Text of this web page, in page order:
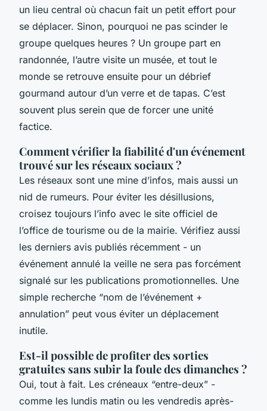
un lieu central où chacun fait un petit effort pour
se déplacer. Sinon, pourquoi ne pas scinder le
groupe quelques heures ? Un groupe part en
randonnée, l’autre visite un musée, et tout le
monde se retrouve ensuite pour un débrief
gourmand autour d’un verre et de tapas. C’est
souvent plus serein que de forcer une unité
factice.
Comment vérifier la fiabilité d'un événement
trouvé sur les réseaux sociaux ?
Les réseaux sont une mine d’infos, mais aussi un
nid de rumeurs. Pour éviter les désillusions,
croisez toujours l’info avec le site officiel de
l’office de tourisme ou de la mairie. Vérifiez aussi
les derniers avis publiés récemment - un
événement annulé la veille ne sera pas forcément
signalé sur les publications promotionnelles. Une
simple recherche “nom de l’événement +
annulation” peut vous éviter un déplacement
inutile.
Est-il possible de profiter des sorties
gratuites sans subir la foule des dimanches ?
Oui, tout à fait. Les créneaux “entre-deux” -
comme les lundis matin ou les vendredis après-